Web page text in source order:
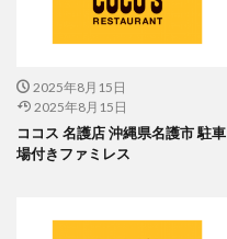
2025年8月15日
2025年8月15日
ココス 名護店 沖縄県名護市 駐車
場付きファミレス